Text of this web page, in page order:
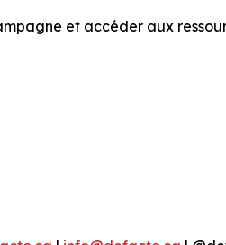
et accéder aux